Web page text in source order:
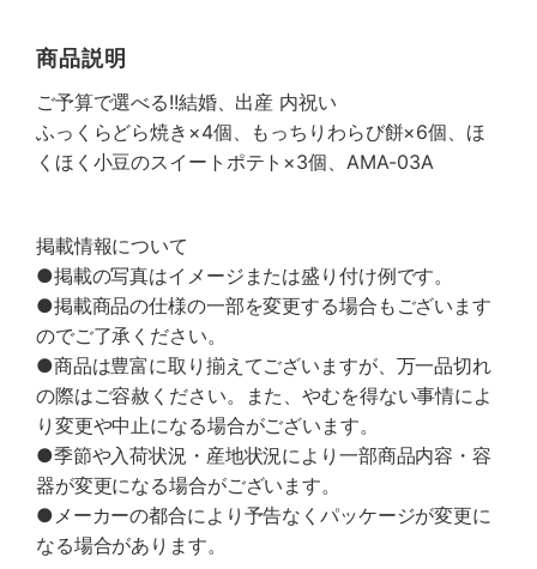
商品説明
ご予算で選べる!!結婚、出産 内祝い
ふっくらどら焼き×4個、もっちりわらび餅×6個、ほ
くほく小豆のスイートポテト×3個、AMA-03A
掲載情報について
●掲載の写真はイメージまたは盛り付け例です。
●掲載商品の仕様の一部を変更する場合もございます
のでご了承ください。
●商品は豊富に取り揃えてございますが、万一品切れ
の際はご容赦ください。また、やむを得ない事情によ
り変更や中止になる場合がございます。
●季節や入荷状況・産地状況により一部商品内容・容
器が変更になる場合がございます。
●メーカーの都合により予告なくパッケージが変更に
なる場合があります。